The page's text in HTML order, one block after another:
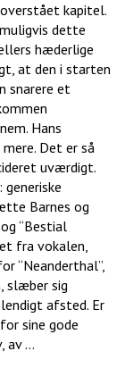
kapitel.
dette
hæderlige
at den i starten
snarere et
Hans
Det er så
uværdigt.
: generiske
Barnes og
“Bestial
fra vokalen,
“Neanderthal”,
slæber sig
afsted. Er
sine gode
av …